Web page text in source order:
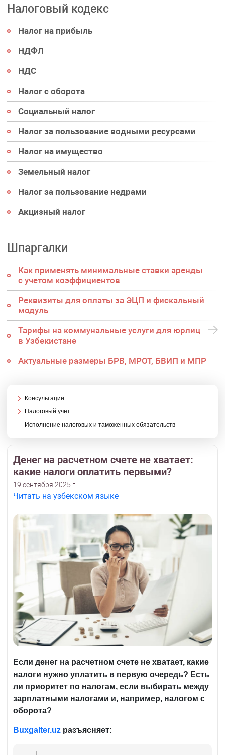
Налоговый кодекс
Налог на прибыль
НДФЛ
НДС
Налог с оборота
Социальный налог
Налог за пользование водными ресурсами
Налог на имущество
Земельный налог
Налог за пользование недрами
Акцизный налог
Шпаргалки
Как применять минимальные ставки аренды
с учетом коэффициентов
Реквизиты для оплаты за ЭЦП и фискальный
модуль
Тарифы на коммунальные услуги для юрлиц
в Узбекистане
Актуальные размеры БРВ, МРОТ, БВИП и МПР
Консультации
Налоговый учет
Исполнение налоговых и таможенных обязательств
Денег на расчетном счете не хватает:
какие налоги оплатить первыми?
19 сентября 2025 г.
Читать на узбекском языке
Если денег на расчетном счете не хватает, какие
налоги нужно уплатить в первую очередь? Есть
ли приоритет по налогам, если выбирать между
зарплатными налогами и, например, налогом с
оборота?
Buxgalter.uz разъясняет: